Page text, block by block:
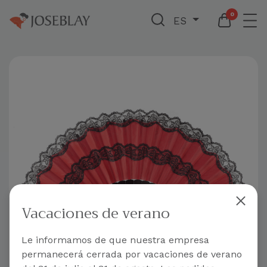
ES
0
Vacaciones de verano
Le informamos de que nuestra empresa
permanecerá cerrada por vacaciones de verano